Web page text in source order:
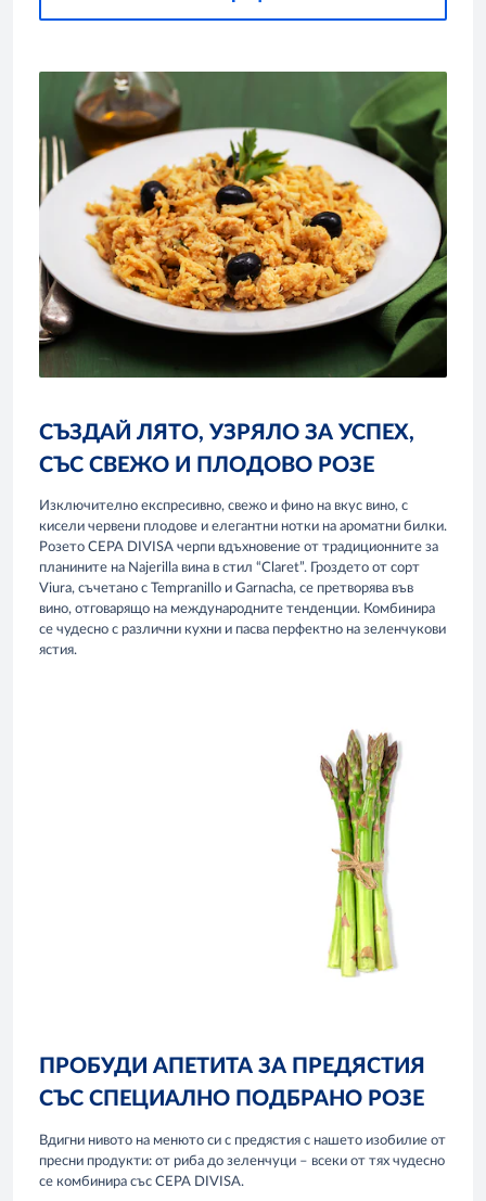
СЪЗДАЙ ЛЯТО, УЗРЯЛО ЗА УСПЕХ,
СЪС СВЕЖО И ПЛОДОВО РОЗЕ
Изключително експресивно, свежо и фино на вкус вино, с
кисели червени плодове и елегантни нотки на ароматни билки.
Розето CEPA DIVISA черпи вдъхновение от традиционните за
планините на Najerilla вина в стил “Claret”. Гроздето от сорт
Viura, съчетано с Tempranillo и Garnacha, се претворява във
вино, отговарящо на международните тенденции. Комбинира
се чудесно с различни кухни и пасва перфектно на зеленчукови
ястия.
ПРОБУДИ АПЕТИТА ЗА ПРЕДЯСТИЯ
СЪС СПЕЦИАЛНО ПОДБРАНО РОЗЕ
Вдигни нивото на менюто си с предястия с нашето изобилие от
пресни продукти: от риба до зеленчуци – всеки от тях чудесно
се комбинира със CEPA DIVISA.